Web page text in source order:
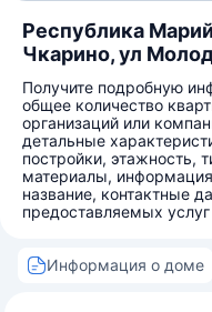
Республика
Чкарино, ул
Получите подробную
общее количество
организаций или
детальные
постройки, этажность,
материалы,
название, контактные
предоставляемых услуг
Информация о доме